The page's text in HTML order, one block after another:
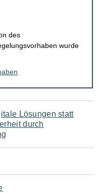
des
wurde
Lösungen statt
durch